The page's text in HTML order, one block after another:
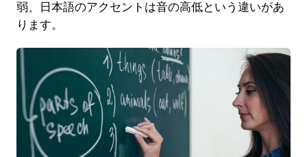
弱、日本語のアクセントは音の高低という違いがあ
ります。